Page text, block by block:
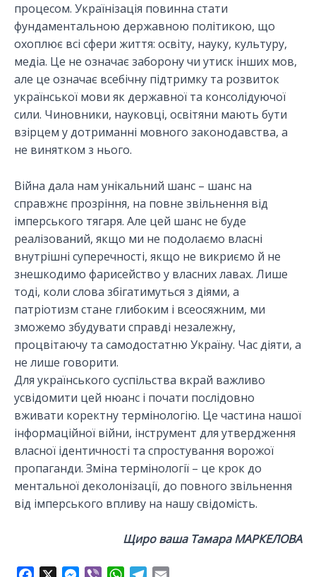
процесом. Українізація повинна стати
фундаментальною державною політикою, що
охоплює всі сфери життя: освіту, науку, культуру,
медіа. Це не означає заборону чи утиск інших мов,
але це означає всебічну підтримку та розвиток
української мови як державної та консолідуючої
сили. Чиновники, науковці, освітяни мають бути
взірцем у дотриманні мовного законодавства, а
не винятком з нього.
Війна дала нам унікальний шанс – шанс на
справжнє прозріння, на повне звільнення від
імперського тягаря. Але цей шанс не буде
реалізований, якщо ми не подолаємо власні
внутрішні суперечності, якщо не викриємо й не
знешкодимо фарисейство у власних лавах. Лише
тоді, коли слова збігатимуться з діями, а
патріотизм стане глибоким і всеосяжним, ми
зможемо збудувати справді незалежну,
процвітаючу та самодостатню Україну. Час діяти, а
не лише говорити.
Для українського суспільства вкрай важливо
усвідомити цей нюанс і почати послідовно
вживати коректну термінологію. Це частина нашої
інформаційної війни, інструмент для утвердження
власної ідентичності та спростування ворожої
пропаганди. Зміна термінології – це крок до
ментальної деколонізації, до повного звільнення
від імперського впливу на нашу свідомість.
Щиро ваша Тамара МАРКЕЛОВА